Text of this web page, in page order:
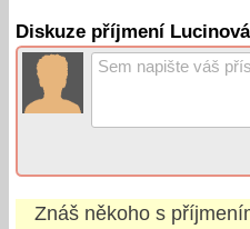
Diskuze příjmení
Znáš někoho s